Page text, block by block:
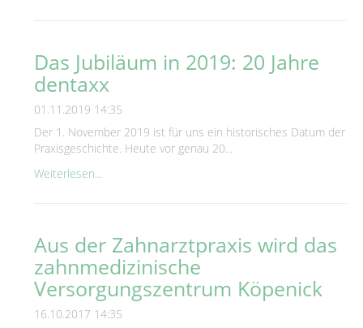
Das Jubiläum in 2019: 20 Jahre
dentaxx
01.11.2019 14:35
Der 1. November 2019 ist für uns ein historisches Datum der
Praxisgeschichte. Heute vor genau 20...
Weiterlesen...
Aus der Zahnarztpraxis wird das
zahnmedizinische
Versorgungszentrum Köpenick
16.10.2017 14:35